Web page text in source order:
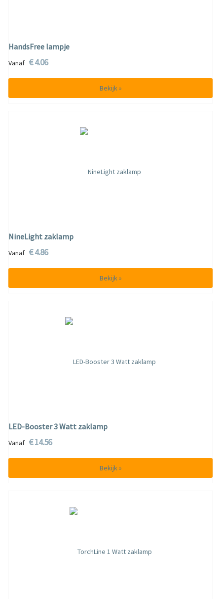
HandsFree lampje
Vanaf € 4.06
Bekijk »
NineLight zaklamp
Vanaf € 4.86
Bekijk »
LED-Booster 3 Watt zaklamp
Vanaf € 14.56
Bekijk »